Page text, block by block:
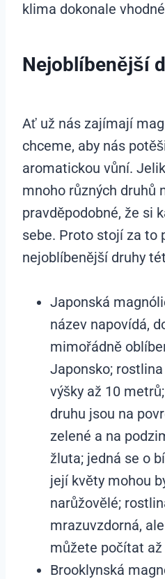
klima dokonale
Nejoblíbenější
Ať už nás zajímají
chceme, aby nás
aromatickou vůní.
mnoho různých druhů
pravděpodobné, že si
sebe. Proto stojí za to
nejoblíbenější druhy
Japonská
název napovídá,
mimořádně
Japonsko;
výšky až 10
druhu jsou na
zelené a na
žluta; jedná se o
její květy mohou
narůžovělé;
mrazuvzdorná,
můžete počítat
Brooklynská